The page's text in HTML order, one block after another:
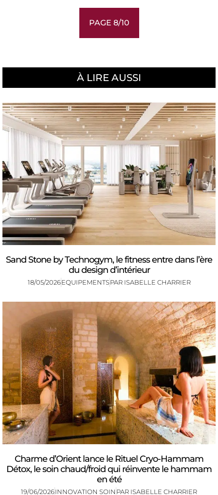
PAGE 8/10
À LIRE AUSSI
Sand Stone by Technogym, le fitness entre dans l’ère
du design d’intérieur
18/05/2026EQUIPEMENTSPAR ISABELLE CHARRIER
Charme d’Orient lance le Rituel Cryo-Hammam
Détox, le soin chaud/froid qui réinvente le hammam
en été
19/06/2026INNOVATION SOIN PAR ISABELLE CHARRIER